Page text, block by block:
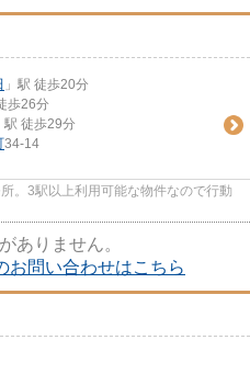
」駅 徒歩20分
歩26分
駅 徒歩29分
34-14
。3駅以上利用可能な物件なので行動
ありません。
お問い合わせはこちら